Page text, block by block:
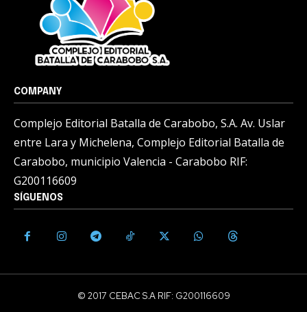
COMPANY
Complejo Editorial Batalla de Carabobo, S.A. Av. Uslar
entre Lara y Michelena, Complejo Editorial Batalla de
Carabobo, municipio Valencia - Carabobo RIF:
G200116609
SÍGUENOS
© 2017 CEBAC S.A RIF: G200116609